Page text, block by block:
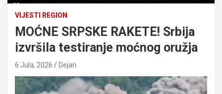
VIJESTI REGION
MOĆNE SRPSKE RAKETE! Srbija
izvršila testiranje moćnog oružja
6 Jula, 2026 Dejan